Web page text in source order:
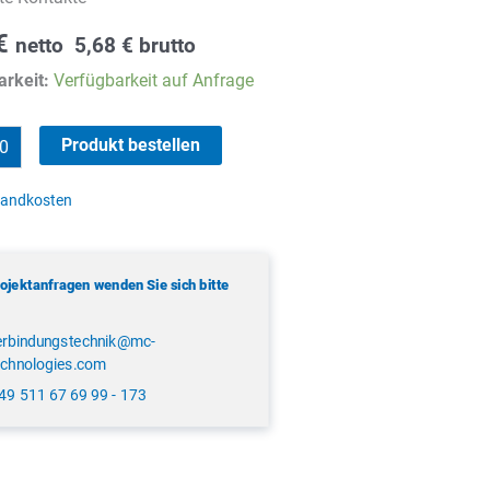
netto 5,68 € brutto
Verfügbarkeit auf Anfrage
Produkt bestellen
wenden Sie sich bitte
511 67 69 99 - 173